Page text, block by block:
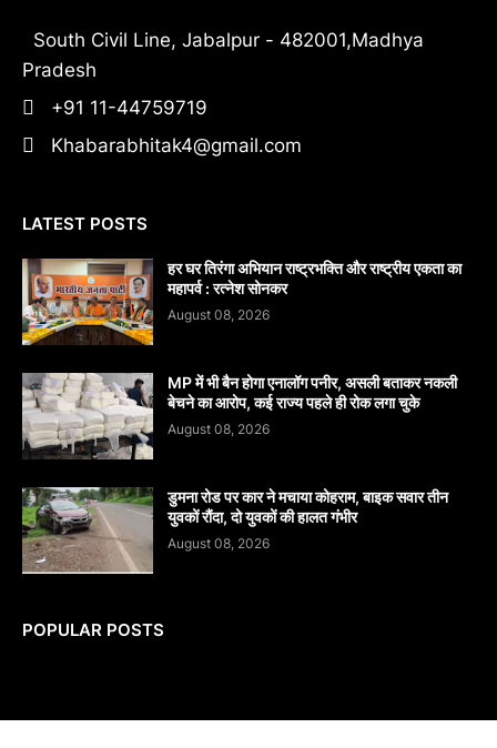
South Civil Line, Jabalpur - 482001,Madhya
Pradesh
+91 11-44759719
Khabarabhitak4@gmail.com
LATEST POSTS
हर घर तिरंगा अभियान राष्ट्रभक्ति और राष्ट्रीय एकता का
महापर्व : रत्नेश सोनकर
August 08, 2026
MP में भी बैन होगा एनालॉग पनीर, असली बताकर नकली
बेचने का आरोप, कई राज्य पहले ही रोक लगा चुके
August 08, 2026
डुमना रोड पर कार ने मचाया कोहराम, बाइक सवार तीन
युवकों रौंदा, दो युवकों की हालत गंभीर
August 08, 2026
POPULAR POSTS